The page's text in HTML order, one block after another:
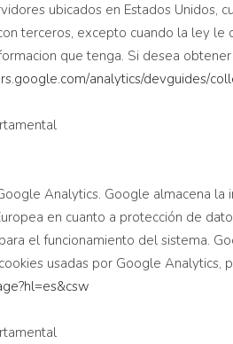
ubicados en Estados
terceros, excepto cuando la ley
que tenga. Si desea
analytics/devguides/
Analytics. Google almacena
en cuanto a protección de
el funcionamiento del sistema.
usadas por Google Analytics,